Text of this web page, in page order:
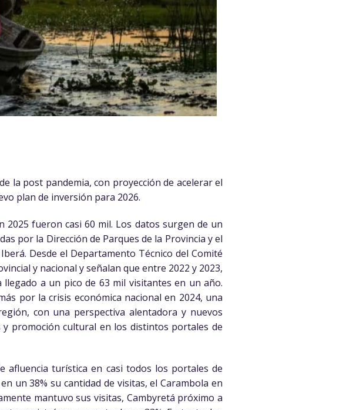
la post pandemia, con proyección de acelerar el
plan de inversión para 2026.
2025 fueron casi 60 mil. Los datos surgen de un
por la Dirección de Parques de la Provincia y el
Desde el Departamento Técnico del Comité
y nacional y señalan que entre 2022 y 2023,
a un pico de 63 mil visitantes en un año.
por la crisis económica nacional en 2024, una
con una perspectiva alentadora y nuevos
promoción cultural en los distintos portales de
afluencia turística en casi todos los portales de
un 38% su cantidad de visitas, el Carambola en
mantuvo sus visitas, Cambyretá próximo a